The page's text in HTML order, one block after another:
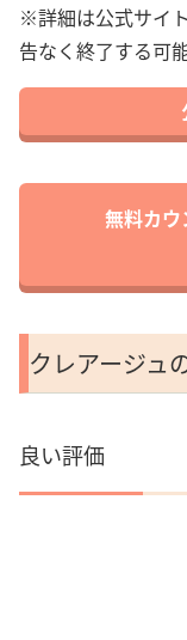
※詳細は公式サイ
告なく終了する可
無料カウ
クレアージュ
良い評価